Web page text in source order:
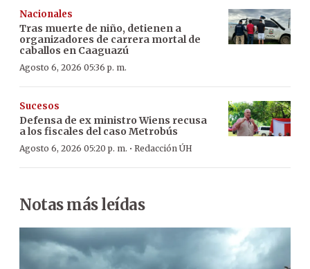
Nacionales
Tras muerte de niño, detienen a
organizadores de carrera mortal de
caballos en Caaguazú
Agosto 6, 2026 05:36 p. m.
Sucesos
Defensa de ex ministro Wiens recusa
a los fiscales del caso Metrobús
Agosto 6, 2026 05:20 p. m. · Redacción ÚH
Notas más leídas